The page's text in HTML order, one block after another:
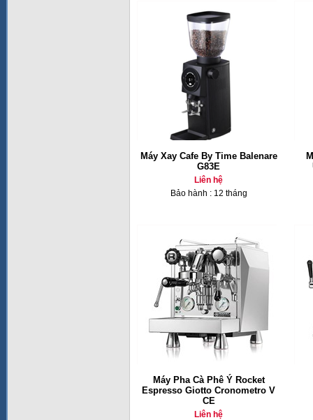
Máy Xay Cafe By Time Balenare
G83E
Liên hệ
Bảo hành : 12 tháng
Máy Pha Cà Phê Ý Rocket
Espresso Giotto Cronometro V
CE
Liên hệ